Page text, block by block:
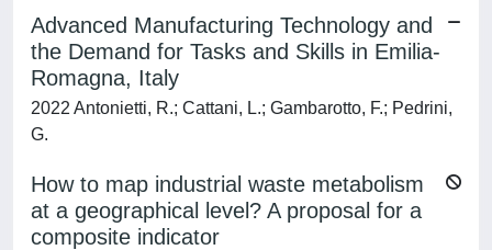
Advanced Manufacturing Technology and
the Demand for Tasks and Skills in Emilia-
Romagna, Italy
2022 Antonietti, R.; Cattani, L.; Gambarotto, F.; Pedrini,
G.
How to map industrial waste metabolism
at a geographical level? A proposal for a
composite indicator